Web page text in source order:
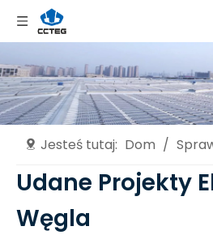
Jesteś tutaj: Dom /
Udane Projekty
Węgla